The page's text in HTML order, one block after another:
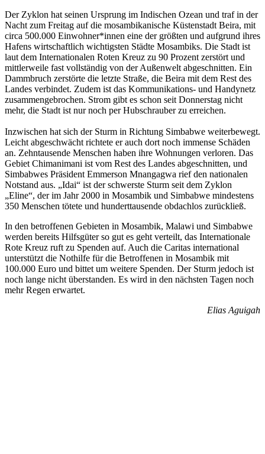
Der Zyklon hat seinen Ursprung im Indischen Ozean und traf in der
Nacht zum Freitag auf die mosambikanische Küstenstadt Beira, mit
circa 500.000 Einwohner*innen eine der größten und aufgrund ihres
Hafens wirtschaftlich wichtigsten Städte Mosambiks. Die Stadt ist
laut dem Internationalen Roten Kreuz zu 90 Prozent zerstört und
mittlerweile fast vollständig von der Außenwelt abgeschnitten. Ein
Dammbruch zerstörte die letzte Straße, die Beira mit dem Rest des
Landes verbindet. Zudem ist das Kommunikations- und Handynetz
zusammengebrochen. Strom gibt es schon seit Donnerstag nicht
mehr, die Stadt ist nur noch per Hubschrauber zu erreichen.
Inzwischen hat sich der Sturm in Richtung Simbabwe weiterbewegt.
Leicht abgeschwächt richtete er auch dort noch immense Schäden
an. Zehntausende Menschen haben ihre Wohnungen verloren. Das
Gebiet Chimanimani ist vom Rest des Landes abgeschnitten, und
Simbabwes Präsident Emmerson Mnangagwa rief den nationalen
Notstand aus. „Idai“ ist der schwerste Sturm seit dem Zyklon
„Eline“, der im Jahr 2000 in Mosambik und Simbabwe mindestens
350 Menschen tötete und hunderttausende obdachlos zurückließ.
In den betroffenen Gebieten in Mosambik, Malawi und Simbabwe
werden bereits Hilfsgüter so gut es geht verteilt, das Internationale
Rote Kreuz ruft zu Spenden auf. Auch die Caritas international
unterstützt die Nothilfe für die Betroffenen in Mosambik mit
100.000 Euro und bittet um weitere Spenden. Der Sturm jedoch ist
noch lange nicht überstanden. Es wird in den nächsten Tagen noch
mehr Regen erwartet.
Elias Aguigah